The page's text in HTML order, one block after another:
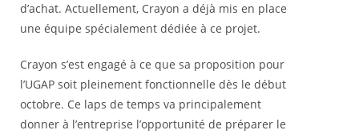
d’achat. Actuellement, Crayon a déjà mis en place
une équipe spécialement dédiée à ce projet.
Crayon s’est engagé à ce que sa proposition pour
l’UGAP soit pleinement fonctionnelle dès le début
octobre. Ce laps de temps va principalement
donner à l’entreprise l’opportunité de préparer le